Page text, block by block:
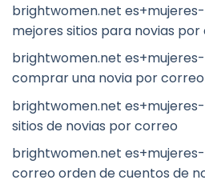
brightwomen.net
mejores sitios para novias
brightwomen.net
comprar una novia por correo
brightwomen.net es+mujeres-
sitios de novias por correo
brightwomen.net
correo orden de cuentos de